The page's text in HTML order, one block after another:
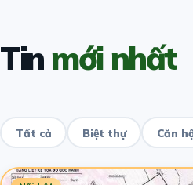
Tinmới nhất
Tất cả Biệt thự Căn